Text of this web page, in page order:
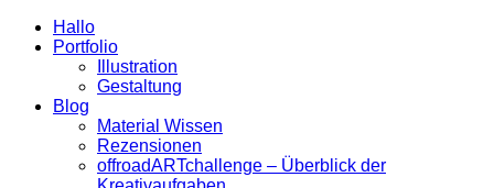
Hallo
Portfolio
Illustration
Gestaltung
Blog
Material Wissen
Rezensionen
offroadARTchallenge – Überblick der